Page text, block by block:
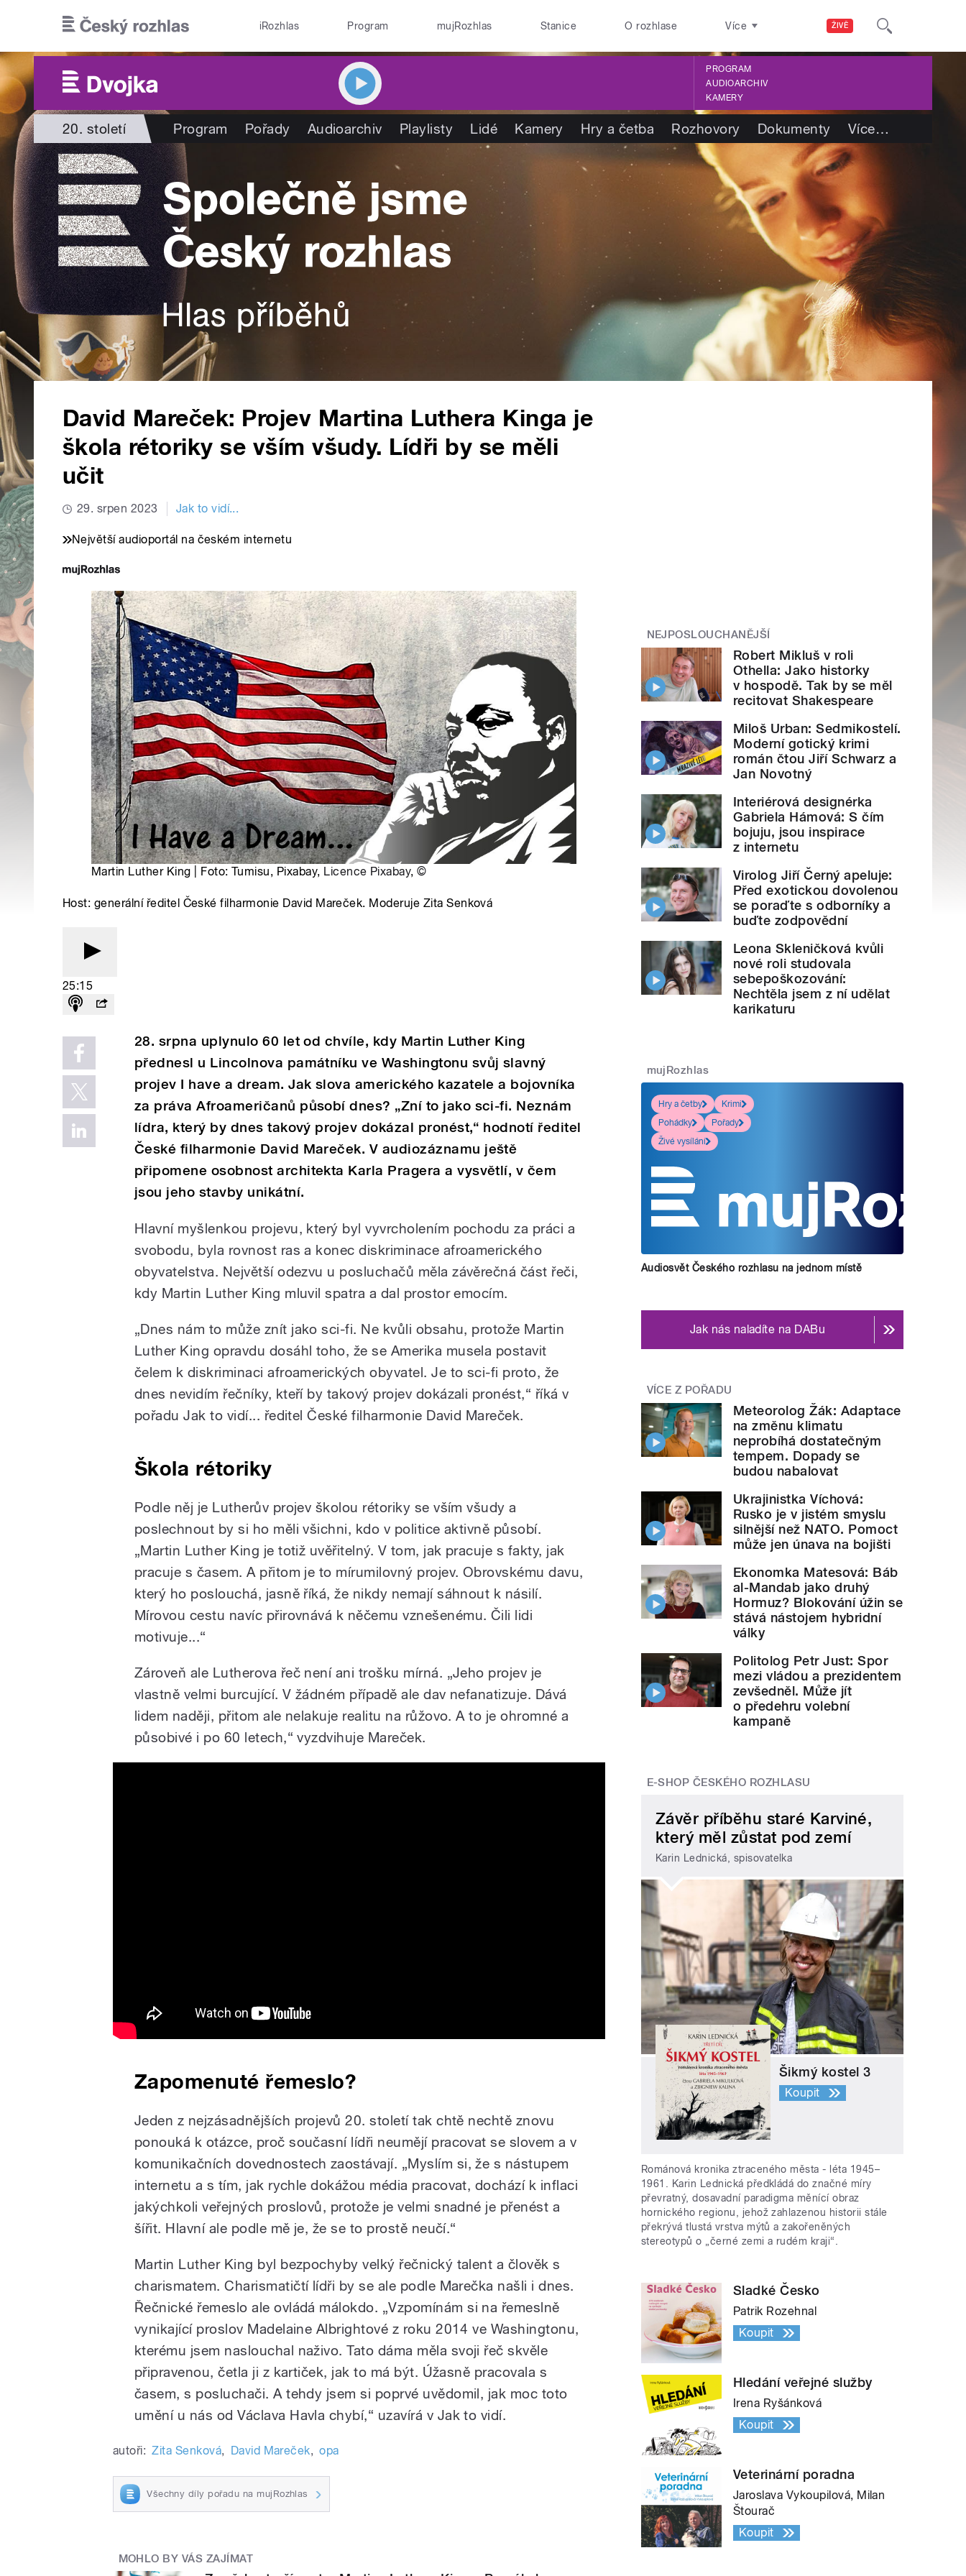
ŽIVĚ
iRozhlas Program mujRozhlas Stanice O rozhlase Více
PROGRAM
AUDIOARCHIV
KAMERY
20. století Program Pořady Audioarchiv Playlisty Lidé Kamery Hry a četba Rozhovory Dokumenty Více…
David Mareček: Projev Martina Luthera Kinga je
škola rétoriky se vším všudy. Lídři by se měli
učit
29. srpen 2023 Jak to vidí...
Největší audioportál na českém internetu
Martin Luther King | Foto: Tumisu, Pixabay, Licence Pixabay,©
Host: generální ředitel České filharmonie David Mareček. Moderuje Zita Senková
25:15
28. srpna uplynulo 60 let od chvíle, kdy Martin Luther King
přednesl u Lincolnova památníku ve Washingtonu svůj slavný
projev I have a dream. Jak slova amerického kazatele a bojovníka
za práva Afroameričanů působí dnes? „Zní to jako sci-fi. Neznám
lídra, který by dnes takový projev dokázal pronést,“ hodnotí ředitel
České filharmonie David Mareček. V audiozáznamu ještě
připomene osobnost architekta Karla Pragera a vysvětlí, v čem
jsou jeho stavby unikátní.
Hlavní myšlenkou projevu, který byl vyvrcholením pochodu za práci a
svobodu, byla rovnost ras a konec diskriminace afroamerického
obyvatelstva. Největší odezvu u posluchačů měla závěrečná část řeči,
kdy Martin Luther King mluvil spatra a dal prostor emocím.
„Dnes nám to může znít jako sci-fi. Ne kvůli obsahu, protože Martin
Luther King opravdu dosáhl toho, že se Amerika musela postavit
čelem k diskriminaci afroamerických obyvatel. Je to sci-fi proto, že
dnes nevidím řečníky, kteří by takový projev dokázali pronést,“ říká v
pořadu Jak to vidí... ředitel České filharmonie David Mareček.
Škola rétoriky
Podle něj je Lutherův projev školou rétoriky se vším všudy a
poslechnout by si ho měli všichni, kdo v politice aktivně působí.
„Martin Luther King je totiž uvěřitelný. V tom, jak pracuje s fakty, jak
pracuje s časem. A přitom je to mírumilovný projev. Obrovskému davu,
který ho poslouchá, jasně říká, že nikdy nemají sáhnout k násilí.
Mírovou cestu navíc přirovnává k něčemu vznešenému. Čili lidi
motivuje...“
Zároveň ale Lutherova řeč není ani trošku mírná. „Jeho projev je
vlastně velmi burcující. V žádném případě ale dav nefanatizuje. Dává
lidem naději, přitom ale nelakuje realitu na růžovo. A to je ohromné a
působivé i po 60 letech,“ vyzdvihuje Mareček.
Zapomenuté řemeslo?
Jeden z nejzásadnějších projevů 20. století tak chtě nechtě znovu
ponouká k otázce, proč současní lídři neumějí pracovat se slovem a v
komunikačních dovednostech zaostávají. „Myslím si, že s nástupem
internetu a s tím, jak rychle dokážou média pracovat, dochází k inflaci
jakýchkoli veřejných proslovů, protože je velmi snadné je přenést a
šířit. Hlavní ale podle mě je, že se to prostě neučí.“
Martin Luther King byl bezpochyby velký řečnický talent a člověk s
charismatem. Charismatičtí lídři by se ale podle Marečka našli i dnes.
Řečnické řemeslo ale ovládá málokdo. „Vzpomínám si na řemeslně
vynikající proslov Madelaine Albrightové z roku 2014 ve Washingtonu,
kterému jsem naslouchal naživo. Tato dáma měla svoji řeč skvěle
připravenou, četla ji z kartiček, jak to má být. Úžasně pracovala s
časem, s posluchači. A tehdy jsem si poprvé uvědomil, jak moc toto
umění u nás od Václava Havla chybí,“ uzavírá v Jak to vidí.
autoři: Zita Senková, David Mareček, opa
Všechny díly pořadu na mujRozhlas
MOHLO BY VÁS ZAJÍMAT
NEJPOSLOUCHANĚJŠÍ
Robert Mikluš v roli
Othella: Jako historky
v hospodě. Tak by se měl
recitovat Shakespeare
Miloš Urban: Sedmikostelí.
Moderní gotický krimi
román čtou Jiří Schwarz a
Jan Novotný
Interiérová designérka
Gabriela Hámová: S čím
bojuju, jsou inspirace
z internetu
Virolog Jiří Černý apeluje:
Před exotickou dovolenou
se poraďte s odborníky a
buďte zodpovědní
Leona Skleničková kvůli
nové roli studovala
sebepoškozování:
Nechtěla jsem z ní udělat
karikaturu
mujRozhlas
Hry a četby
Krimi
Pohádky
Pořady
Živé vysílání
Audiosvět Českého rozhlasu na jednom místě
Jak nás naladíte na DABu
VÍCE Z POŘADU
Meteorolog Žák: Adaptace
na změnu klimatu
neprobíhá dostatečným
tempem. Dopady se
budou nabalovat
Ukrajinistka Víchová:
Rusko je v jistém smyslu
silnější než NATO. Pomoct
může jen únava na bojišti
Ekonomka Matesová: Báb
al-Mandab jako druhý
Hormuz? Blokování úžin se
stává nástojem hybridní
války
Politolog Petr Just: Spor
mezi vládou a prezidentem
zevšedněl. Může jít
o předehru volební
kampaně
E-SHOP ČESKÉHO ROZHLASU
Závěr příběhu staré Karviné,
který měl zůstat pod zemí
Karin Lednická, spisovatelka
Šikmý kostel 3
Koupit
Románová kronika ztraceného města - léta 1945–
1961. Karin Lednická předkládá do značné míry
převratný, dosavadní paradigma měnící obraz
hornického regionu, jehož zahlazenou historii stále
překrývá tlustá vrstva mýtů a zakořeněných
stereotypů o „černé zemi a rudém kraji“.
Sladké Česko
Patrik Rozehnal
Koupit
Hledání veřejné služby
Irena Ryšánková
Koupit
Veterinární poradna
Jaroslava Vykoupilová, Milan
Štourač
Koupit